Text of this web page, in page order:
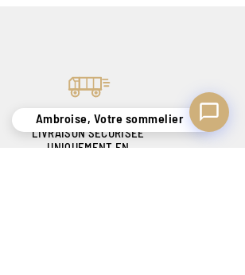
LIVRAISON SÉCURISÉE
UNIQUEMENT EN
Ambroise, Votre sommelier